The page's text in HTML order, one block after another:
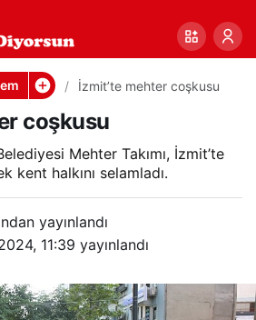
İzmit’te mehter coşkusu
coşkusu
Mehter Takımı, İzmit’te
kent halkını selamladı.
yayınlandı
11:39 yayınlandı
Paylaş